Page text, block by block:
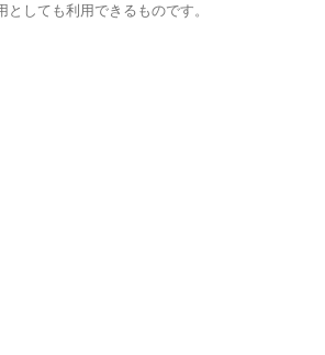
としても利用できるものです。